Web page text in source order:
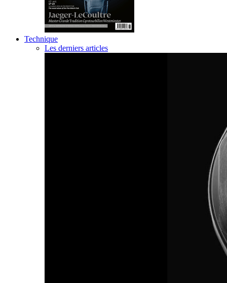
Technique
Les derniers articles